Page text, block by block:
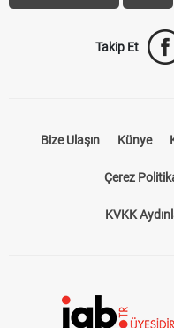
Takip Et
Bize Ulaşın Künye
Çerez
KVKK